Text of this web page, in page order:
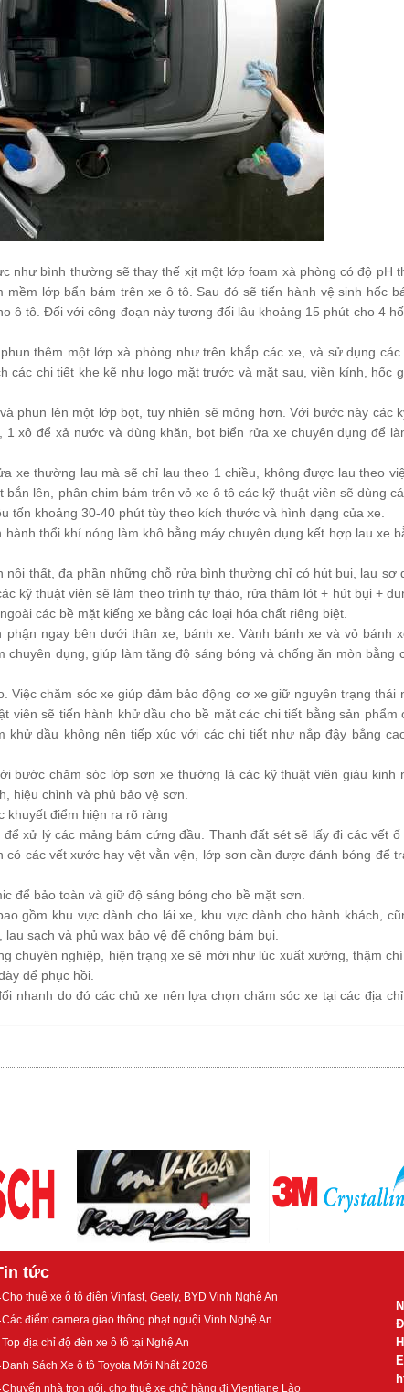
như bình thường sẽ thay thế xịt một lớp foam xà phòng có độ pH
lớp bẩn bám trên xe ô tô. Sau đó sẽ tiến hành vệ sinh hốc
ô tô. Đối với công đoạn này tương đối lâu khoảng 15 phút cho 4
thêm một lớp xà phòng như trên khắp các xe, và sử dụng các
các chi tiết khe kẽ như logo mặt trước và mặt sau, viền kính, hốc
phun lên một lớp bọt, tuy nhiên sẽ mỏng hơn. Với bước này các
xô để xả nước và dùng khăn, bọt biển rửa xe chuyên dụng để
xe thường lau mà sẽ chỉ lau theo 1 chiều, không được lau theo
lên, phân chim bám trên vỏ xe ô tô các kỹ thuật viên sẽ dùng
tốn khoảng 30-40 phút tùy theo kích thước và hình dạng của xe.
thổi khí nóng làm khô bằng máy chuyên dụng kết hợp lau xe
thất, đa phần những chỗ rửa bình thường chỉ có hút bụi, lau sơ
kỹ thuật viên sẽ làm theo trình tự tháo, rửa thảm lót + hút bụi +
các bề mặt kiếng xe bằng các loại hóa chất riêng biệt.
ngay bên dưới thân xe, bánh xe. Vành bánh xe và vỏ bánh
dụng, giúp làm tăng độ sáng bóng và chống ăn mòn bằng
Việc chăm sóc xe giúp đảm bảo động cơ xe giữ nguyên trạng thái
sẽ tiến hành khử dầu cho bề mặt các chi tiết bằng sản phẩm
dầu không nên tiếp xúc với các chi tiết như nắp đậy bằng
bước chăm sóc lớp sơn xe thường là các kỹ thuật viên giàu kinh
hiệu chỉnh và phủ bảo vệ sơn.
khuyết điểm hiện ra rõ ràng
xử lý các mảng bám cứng đầu. Thanh đất sét sẽ lấy đi các vết ố
các vết xước hay vệt vằn vện, lớp sơn cần được đánh bóng để
để bảo toàn và giữ độ sáng bóng cho bề mặt sơn.
gồm khu vực dành cho lái xe, khu vực dành cho hành khách,
sạch và phủ wax bảo vệ để chống bám bụi.
chuyên nghiệp, hiện trạng xe sẽ mới như lúc xuất xưởng, thậm
để phục hồi.
nhanh do đó các chủ xe nên lựa chọn chăm sóc xe tại các địa chỉ
tức
Cho thuê xe ô tô điện Vinfast, Geely, BYD Vinh Nghệ An
Các điểm camera giao thông phạt nguội Vinh Nghệ An
Top địa chỉ độ đèn xe ô tô tại Nghệ An
Danh Sách Xe ô tô Toyota Mới Nhất 2026
Chuyển nhà trọn gói, cho thuê xe chở hàng đi Vientiane Lào